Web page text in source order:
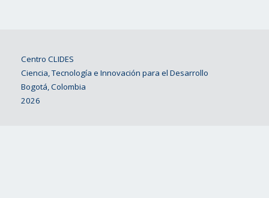
Centro CLIDES
Ciencia, Tecnología e Innovación para el Desarrollo
Bogotá, Colombia
2026